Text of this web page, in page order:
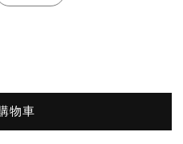
物車